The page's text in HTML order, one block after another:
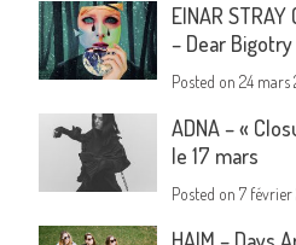
EINAR STRAY
– Dear
Posted on24 mars
ADNA – «
le 17 mars
Posted on7 février